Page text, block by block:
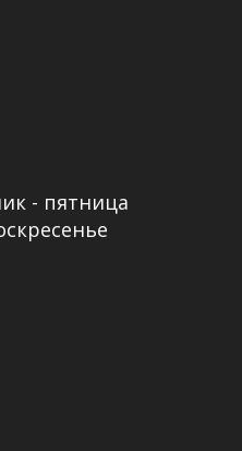
- пятница